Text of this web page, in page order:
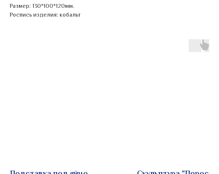
Размер: 130*100*120мм.
Роспись изделия: кобальт